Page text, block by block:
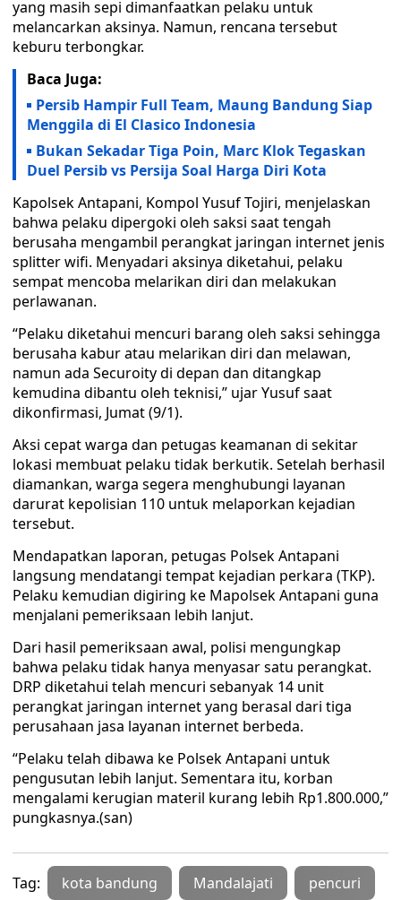
yang masih sepi dimanfaatkan pelaku untuk
melancarkan aksinya. Namun, rencana tersebut
keburu terbongkar.
Baca Juga:
Persib Hampir Full Team, Maung Bandung Siap
Menggila di El Clasico Indonesia
Bukan Sekadar Tiga Poin, Marc Klok Tegaskan
Duel Persib vs Persija Soal Harga Diri Kota
Kapolsek Antapani, Kompol Yusuf Tojiri, menjelaskan
bahwa pelaku dipergoki oleh saksi saat tengah
berusaha mengambil perangkat jaringan internet jenis
splitter wifi. Menyadari aksinya diketahui, pelaku
sempat mencoba melarikan diri dan melakukan
perlawanan.
“Pelaku diketahui mencuri barang oleh saksi sehingga
berusaha kabur atau melarikan diri dan melawan,
namun ada Securoity di depan dan ditangkap
kemudina dibantu oleh teknisi,” ujar Yusuf saat
dikonfirmasi, Jumat (9/1).
Aksi cepat warga dan petugas keamanan di sekitar
lokasi membuat pelaku tidak berkutik. Setelah berhasil
diamankan, warga segera menghubungi layanan
darurat kepolisian 110 untuk melaporkan kejadian
tersebut.
Mendapatkan laporan, petugas Polsek Antapani
langsung mendatangi tempat kejadian perkara (TKP).
Pelaku kemudian digiring ke Mapolsek Antapani guna
menjalani pemeriksaan lebih lanjut.
Dari hasil pemeriksaan awal, polisi mengungkap
bahwa pelaku tidak hanya menyasar satu perangkat.
DRP diketahui telah mencuri sebanyak 14 unit
perangkat jaringan internet yang berasal dari tiga
perusahaan jasa layanan internet berbeda.
“Pelaku telah dibawa ke Polsek Antapani untuk
pengusutan lebih lanjut. Sementara itu, korban
mengalami kerugian materil kurang lebih Rp1.800.000,”
pungkasnya.(san)
Tag: kota bandung Mandalajati pencuri